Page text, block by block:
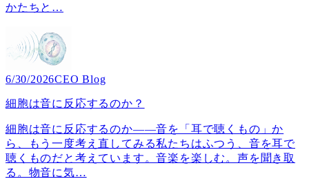
かたちと …
6/30/2026CEO Blog
細胞は音に反応するのか？
細胞は音に反応するのか――音を「耳で聴くもの」か
ら、もう一度考え直してみる私たちはふつう、音を耳で
聴くものだと考えています。音楽を楽しむ。声を聞き取
る。物音に気…